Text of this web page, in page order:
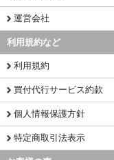
運営会社
利用規約など
利用規約
買付代行サービス約款
個人情報保護方針
特定商取引法表示